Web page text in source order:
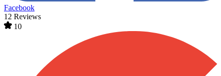
Facebook
12 Reviews
10